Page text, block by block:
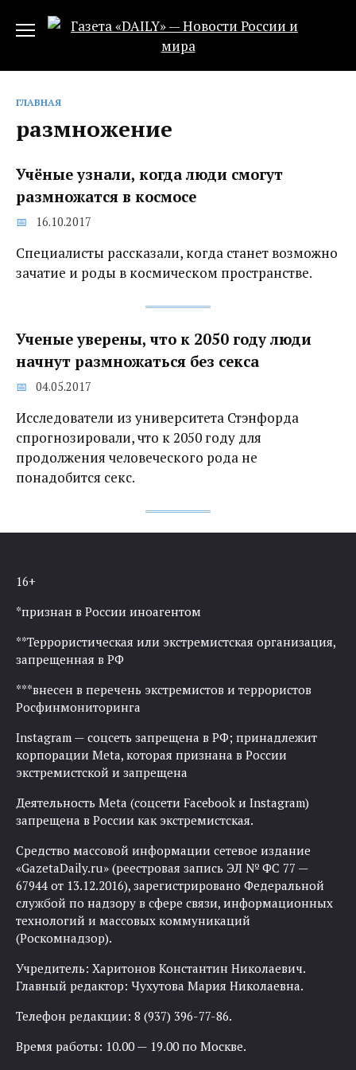
ГЛАВНАЯ
размножение
Учёные узнали, когда люди смогут
размножатся в космосе
16.10.2017
Специалисты рассказали, когда станет возможно
зачатие и роды в космическом пространстве.
Ученые уверены, что к 2050 году люди
начнут размножаться без секса
04.05.2017
Исследователи из университета Стэнфорда
спрогнозировали, что к 2050 году для
продолжения человеческого рода не
понадобится секс.
16+
*признан в России иноагентом
**Террористическая или экстремистская организация,
запрещенная в РФ
***внесен в перечень экстремистов и террористов
Росфинмониторинга
Instagram — соцсеть запрещена в РФ; принадлежит
корпорации Meta, которая признана в России
экстремистской и запрещена
Деятельность Meta (соцсети Facebook и Instagram)
запрещена в России как экстремистская.
Средство массовой информации сетевое издание
«GazetaDaily.ru» (реестровая запись ЭЛ № ФС 77 —
67944 от 13.12.2016), зарегистрировано Федеральной
службой по надзору в сфере связи, информационных
технологий и массовых коммуникаций
(Роскомнадзор).
Учредитель: Харитонов Константин Николаевич.
Главный редактор: Чухутова Мария Николаевна.
Телефон редакции: 8 (937) 396-77-86.
Время работы: 10.00 — 19.00 по Москве.